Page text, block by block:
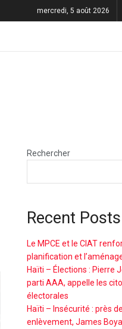
mercredi, 5 août 2026
Rechercher
Recent Posts
Le MPCE et le CIAT
planification et
Haïti – Élections : Pierre
parti AAA, appelle les
électorales
Haïti – Insécurité : près
enlèvement, James